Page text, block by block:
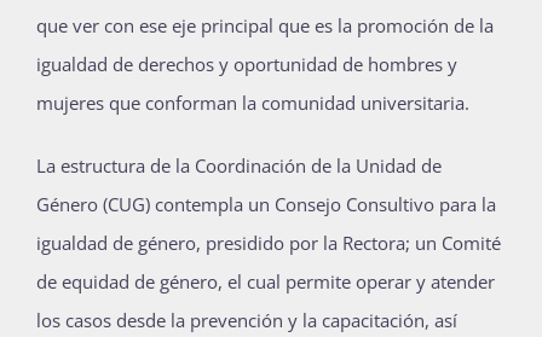
que ver con ese eje principal que es la promoción de la
igualdad de derechos y oportunidad de hombres y
mujeres que conforman la comunidad universitaria.
La estructura de la Coordinación de la Unidad de
Género (CUG) contempla un Consejo Consultivo para la
igualdad de género, presidido por la Rectora; un Comité
de equidad de género, el cual permite operar y atender
los casos desde la prevención y la capacitación, así